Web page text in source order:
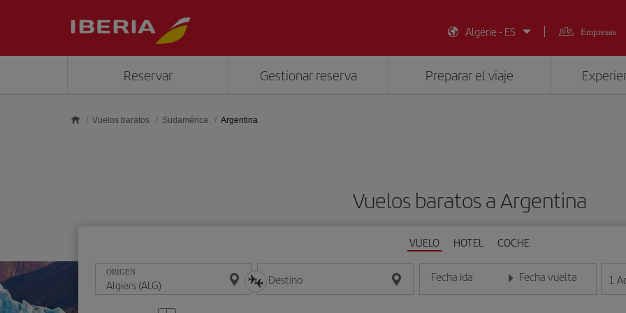
Algérie - ES
Empresas
Reservar Gestionar reserva Preparar el viaje
Vuelos baratos Sudamérica Argentina
Vuelos baratos a Argentina
VUELO HOTEL COCHE
ORIGEN Destino Fecha ida
Introduce la fecha en formato día/mes/año
Fecha vuelta
Introduce la fecha en 1